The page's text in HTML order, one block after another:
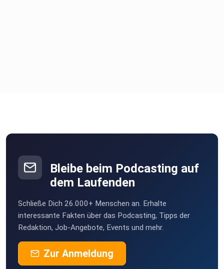
Bleibe beim Podcasting auf
dem Laufenden
Schließe Dich 26.000+ Menschen an. Erhalte
interessante Fakten über das Podcasting, Tipps der
Redaktion, Job-Angebote, Events und mehr.
Zur Anmeldung